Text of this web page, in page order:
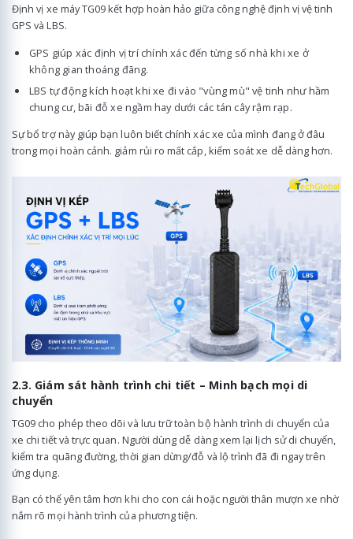
Định vị xe máy TG09 kết hợp hoàn hảo giữa công nghệ định vị vệ tinh
GPS và LBS.
GPS giúp xác định vị trí chính xác đến từng số nhà khi xe ở
không gian thoáng đãng.
LBS tự động kích hoạt khi xe đi vào "vùng mù" vệ tinh như hầm
chung cư, bãi đỗ xe ngầm hay dưới các tán cây rậm rạp.
Sự bổ trợ này giúp bạn luôn biết chính xác xe của mình đang ở đâu
trong mọi hoàn cảnh. giảm rủi ro mất cắp, kiểm soát xe dễ dàng hơn.
2.3. Giám sát hành trình chi tiết – Minh bạch mọi di
chuyển
TG09 cho phép theo dõi và lưu trữ toàn bộ hành trình di chuyển của
xe chi tiết và trực quan. Người dùng dễ dàng xem lại lịch sử di chuyển,
kiểm tra quãng đường, thời gian dừng/đỗ và lộ trình đã đi ngay trên
ứng dụng.
Bạn có thể yên tâm hơn khi cho con cái hoặc người thân mượn xe nhờ
nắm rõ mọi hành trình của phương tiện.